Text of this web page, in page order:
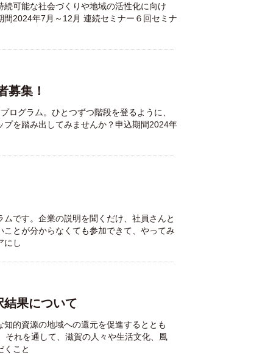
可能な社会づくりや地域の活性化に向け
2024年7月～12月 連続セミナー６回セミナ
募集！
ログラム。ひとつずつ階段を登るように、
を踏み出してみませんか？申込期間2024年
です。企業の説明を聞くだけ、社員さんと
とが分からなくても参加できて、やってみ
にし
結果について
的資源の地域への還元を促進するととも
それを通して、滋賀の人々や生活文化、風
くこと